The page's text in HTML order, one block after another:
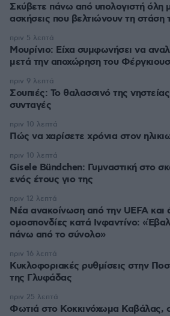
Σκύβετε πάνω από υπολογιστή όλη
ασκήσεις που βελτιώνουν τη
Μουρίνιο: Είχα συμφωνήσει να
μετά την αποχώρηση του
πριν 5 λεπτά
Σουπιές: Το θαλασσινό της
συνταγές
πριν 9 λεπτά
Πώς να χαρίσετε χρόνια στον
πριν 10 λεπτά
Gisele Bündchen: Γυμναστική στο
ενός έτους γιο της
πριν 10 λεπτά
Νέα ανακοίνωση από την UEFA και
ομοσπονδίες κατά Ινφαντίνο:
πάνω από το σύνολο»
πριν 12 λεπτά
Κυκλοφοριακές ρυθμίσεις στην
της Γλυφάδας
πριν 16 λεπτά
Φωτιά στο Κοκκινόχωμα Καβάλας,
πριν 25 λεπτά